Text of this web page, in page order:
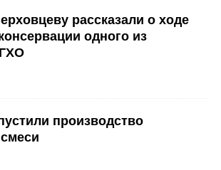
рассказали о ходе
одного из
производство